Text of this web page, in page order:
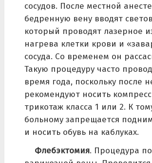
сосудов. После местной
бедренную вену вводят
который проводят лазерное
нагрева клетки крови и
сосуда. Со временем он
Такую процедуру часто
время года, поскольку после
рекомендуют носить
трикотаж класса 1 или 2. К
больному запрещается
и носить обувь на каблуках.
Флебэктомия. Процедура